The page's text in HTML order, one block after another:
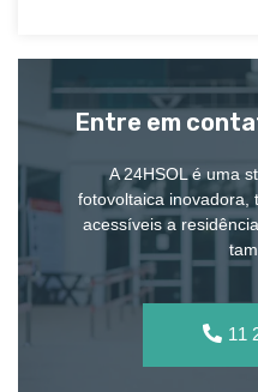
Entre em
A 24HSOL é uma
fotovoltaica inovadora,
acessíveis a
11